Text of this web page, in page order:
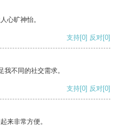
心旷神怡。
支持[0] 反对[0]
不同的社交需求。
支持[0] 反对[0]
来非常方便。